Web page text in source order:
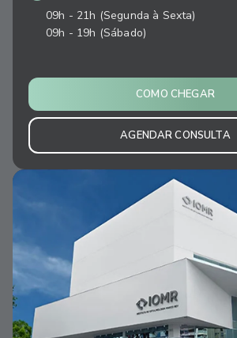
09h - 21h (Segunda à Sexta)
09h - 19h (Sábado)
COMO CHEGAR
AGENDAR CONSULTA